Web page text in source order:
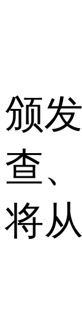
“
颁
查
将